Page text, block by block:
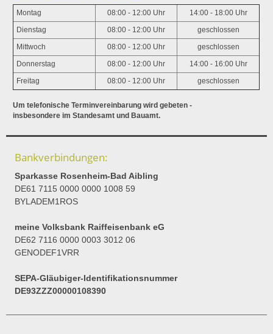
Montag 08:00 - 12:00 Uhr 14:00 - 18:00 Uhr
Dienstag 08:00 - 12:00 Uhr geschlossen
Mittwoch 08:00 - 12:00 Uhr geschlossen
Donnerstag 08:00 - 12:00 Uhr 14:00 - 16:00 Uhr
Freitag 08:00 - 12:00 Uhr geschlossen
Um telefonische Terminvereinbarung wird gebeten -
insbesondere im Standesamt und Bauamt.
Bankverbindungen:
Sparkasse Rosenheim-Bad Aibling
DE61 7115 0000 0000 1008 59
BYLADEM1ROS
meine Volksbank Raiffeisenbank eG
DE62 7116 0000 0003 3012 06
GENODEF1VRR
SEPA-Gläubiger-Identifikationsnummer
DE93ZZZ00000108390